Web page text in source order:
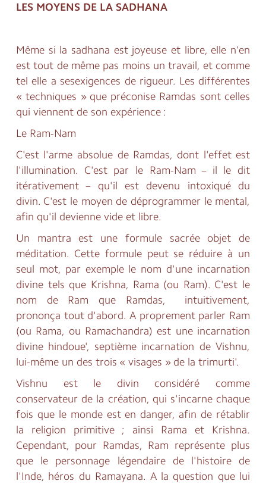
LES MOYENS DE LA SADHANA
Même si la sadhana est joyeuse et libre, elle n'en
est tout de même pas moins un travail, et comme
tel elle a sesexigences de rigueur. Les différentes
« techniques » que préconise Ramdas sont celles
qui viennent de son expérience :
Le Ram-Nam
C'est l'arme absolue de Ramdas, dont l'effet est
l'illumination. C'est par le Ram-Nam – il le dit
itérativement – qu'il est devenu intoxiqué du
divin. C'est le moyen de déprogrammer le mental,
afin qu'il devienne vide et libre.
Un mantra est une formule sacrée objet de
méditation. Cette formule peut se réduire à un
seul mot, par exemple le nom d'une incarnation
divine tels que Krishna, Rama (ou Ram). C'est le
nom de Ram que Ramdas, intuitivement,
prononça tout d'abord. A proprement parler Ram
(ou Rama, ou Ramachandra) est une incarnation
divine hindoue', septième incarnation de Vishnu,
lui-même un des trois « visages » de la trimurti'.
Vishnu est le divin considéré comme
conservateur de la création, qui s'incarne chaque
fois que le monde est en danger, afin de rétablir
la religion primitive ; ainsi Rama et Krishna.
Cependant, pour Ramdas, Ram représente plus
que le personnage légendaire de l'histoire de
l'Inde, héros du Ramayana. A la question que lui